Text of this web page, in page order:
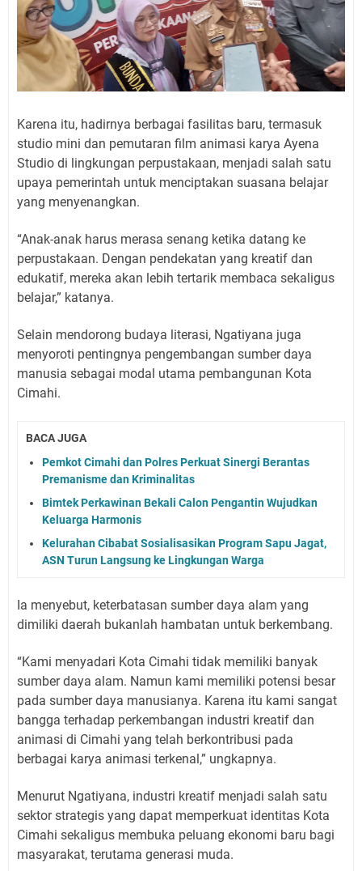
Karena itu, hadirnya berbagai fasilitas baru, termasuk
studio mini dan pemutaran film animasi karya Ayena
Studio di lingkungan perpustakaan, menjadi salah satu
upaya pemerintah untuk menciptakan suasana belajar
yang menyenangkan.
“Anak-anak harus merasa senang ketika datang ke
perpustakaan. Dengan pendekatan yang kreatif dan
edukatif, mereka akan lebih tertarik membaca sekaligus
belajar,” katanya.
Selain mendorong budaya literasi, Ngatiyana juga
menyoroti pentingnya pengembangan sumber daya
manusia sebagai modal utama pembangunan Kota
Cimahi.
BACA JUGA
Pemkot Cimahi dan Polres Perkuat Sinergi Berantas
Premanisme dan Kriminalitas
Bimtek Perkawinan Bekali Calon Pengantin Wujudkan
Keluarga Harmonis
Kelurahan Cibabat Sosialisasikan Program Sapu Jagat,
ASN Turun Langsung ke Lingkungan Warga
Ia menyebut, keterbatasan sumber daya alam yang
dimiliki daerah bukanlah hambatan untuk berkembang.
“Kami menyadari Kota Cimahi tidak memiliki banyak
sumber daya alam. Namun kami memiliki potensi besar
pada sumber daya manusianya. Karena itu kami sangat
bangga terhadap perkembangan industri kreatif dan
animasi di Cimahi yang telah berkontribusi pada
berbagai karya animasi terkenal,” ungkapnya.
Menurut Ngatiyana, industri kreatif menjadi salah satu
sektor strategis yang dapat memperkuat identitas Kota
Cimahi sekaligus membuka peluang ekonomi baru bagi
masyarakat, terutama generasi muda.